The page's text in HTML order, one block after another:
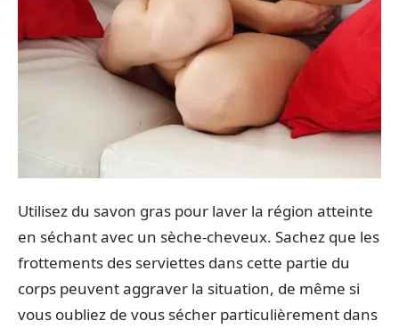
Utilisez du savon gras pour laver la région atteinte
en séchant avec un sèche-cheveux. Sachez que les
frottements des serviettes dans cette partie du
corps peuvent aggraver la situation, de même si
vous oubliez de vous sécher particulièrement dans